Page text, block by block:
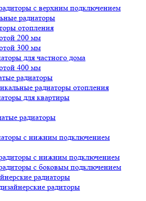
с верхним подключением
радиаторы
отопления
200 мм
300 мм
для частного дома
400 мм
радиаторы
радиаторы отопления
для квартиры
радиаторы
с нижним подключением
с нижним подключением
с боковым подключением
радиаторы
радиторы